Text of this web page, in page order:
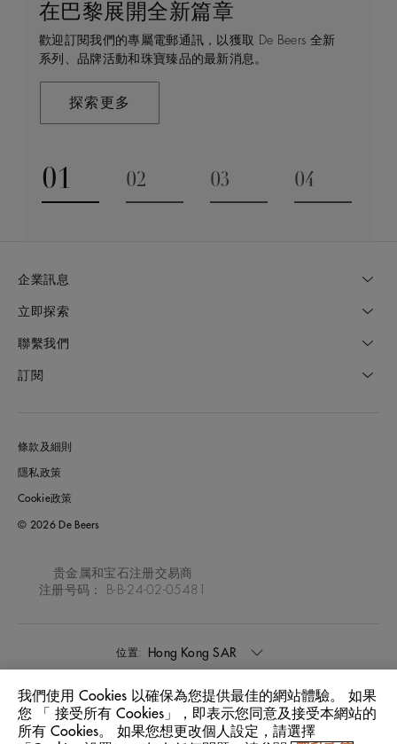
在巴黎展開全新篇章
歡迎訂閱我們的專屬電郵通訊，以獲取 De Beers 全新
系列、品牌活動和珠寶臻品的最新消息。
探索更多
守護永恒
De Beers 在全球珠寶領域獨樹一幟，因為我們是唯一
與鑽石原產地有直接連結的奢華珠寶品牌。
探索更多
顧客服務
無論您是透過線上購物或造訪實體精品店，我們始終致
力於為您提供個人化的購物體驗。預約於店內或線上進
瞭解更多
De Beers 的世界
De Beers 成立於倫敦，靈感來自非洲的自然，是奢華
鑽石珠寶的巔峰。我們的創意和工藝將鑽石轉化為永恆
探索更多
01
Go to slide 1
02
03
04
企業訊息
立即探索
聯繫我們
訂閱
條款及細則
隱私政策
Cookie政策
© 2026 De Beers
贵金属和宝石注册交易商
注册号码： B-B-24-02-05481
位置: Hong Kong SAR
語言: 中文
我們使用 Cookies 以確保為您提供最佳的網站體驗。 如果
您 「 接受所有 Cookies」，即表示您同意及接受本網站的
所有 Cookies。 如果您想更改個人設定，請選擇